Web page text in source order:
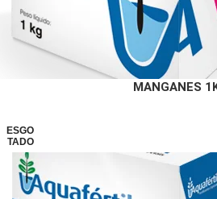
MANGANES
ESGO
TADO